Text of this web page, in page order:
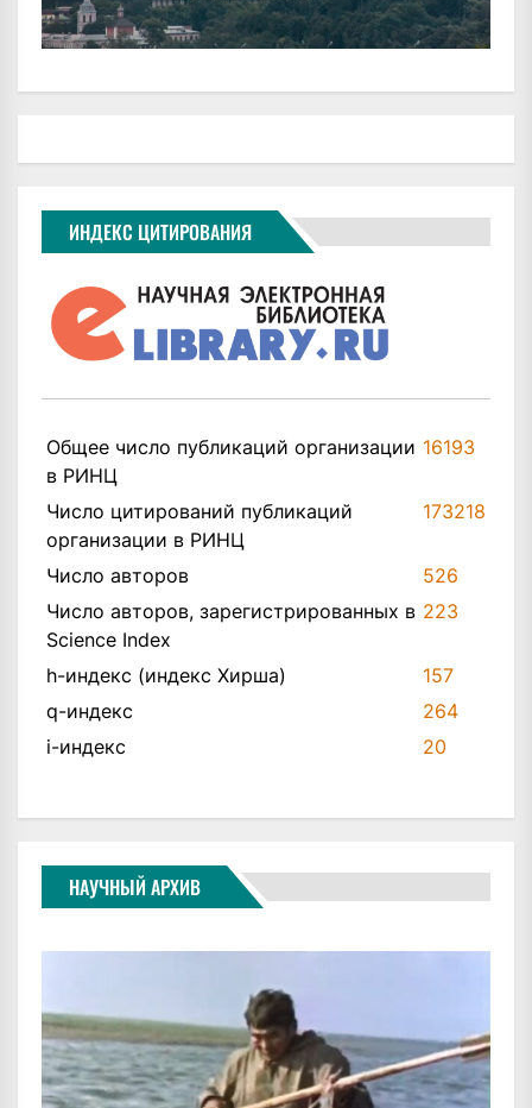
ИНДЕКС ЦИТИРОВАНИЯ
Общее число публикаций организации
в РИНЦ
16193
Число цитирований публикаций
организации в РИНЦ
173218
Число авторов
526
Число авторов, зарегистрированных в
Science Index
223
h-индекс (индекс Хирша)
157
q-индекс
264
i-индекс
20
НАУЧНЫЙ АРХИВ